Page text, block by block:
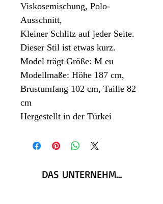
Viskosemischung, Polo-
Ausschnitt,
Kleiner Schlitz auf jeder Seite.
Dieser Stil ist etwas kurz.
Model trägt Größe: M eu
Modellmaße: Höhe 187 cm,
Brustumfang 102 cm, Taille 82
cm
Hergestellt in der Türkei
DAS UNTERNEHMEN